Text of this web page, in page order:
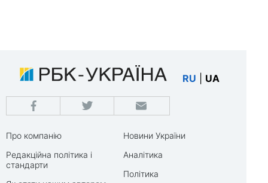
RU UA
Про компанію
Редакційна політика і
стандарти
Новини України
Аналітика
Політика